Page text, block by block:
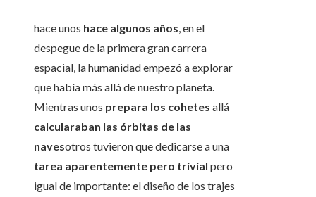
hace unos hace algunos años, en el
despegue de la primera gran carrera
espacial, la humanidad empezó a explorar
que había más allá de nuestro planeta.
Mientras unos prepara los cohetes allá
calcularaban las órbitas de las
navesotros tuvieron que dedicarse a una
tarea aparentemente pero trivial pero
igual de importante: el diseño de los trajes